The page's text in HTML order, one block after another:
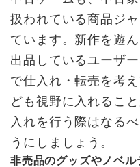
扱われている商品ジ
ています。新作を遊
出品しているユーザ
で仕入れ・転売を考
ども視野に入れるこ
入れを行う際はなる
うにしましょう。
非売品のグッズやノベル